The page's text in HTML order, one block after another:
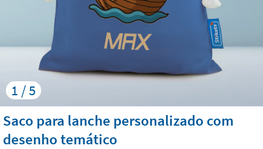
1 / 5
Saco para lanche personalizado com
desenho temático